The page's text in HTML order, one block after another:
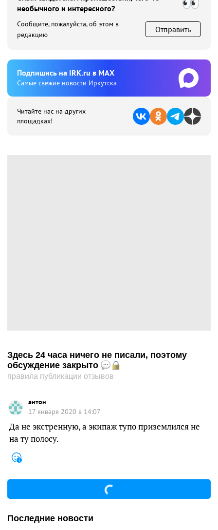
необычного и интересного?
Сообщите, пожалуйста, об этом в
редакцию
Отправить
Подпишиcь на IRK.ru в MAX
Cамые свежие новости Иркутска
Читайте нас на других
площадках!
Здесь 24 часа ничего не писали, поэтому
обсуждение закрыто
правила публикации отзывов
антон
17 января 2020 в 14:07
Да не экстренную, а экипаж тупо приземлился не
на ту полосу.
Последние новости